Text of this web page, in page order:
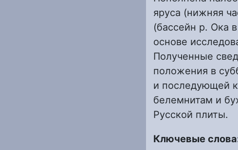
яруса (нижняя
(бассейн р. Ока
основе
Полученные
положения в
и последующей
белемнитам и
Русской плиты.
Ключевые